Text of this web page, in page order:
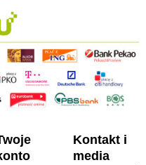
Kontakt i
media